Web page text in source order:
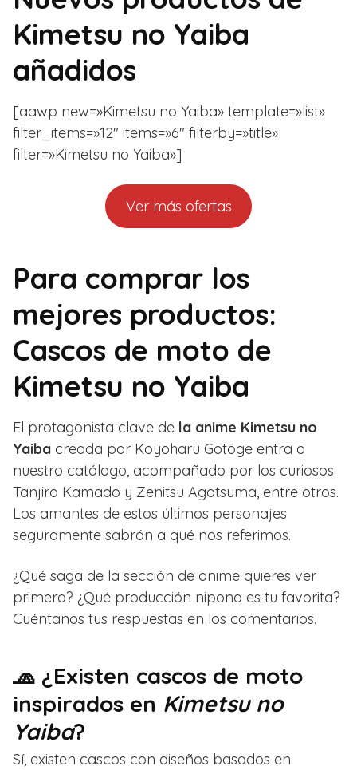
Kimetsu no Yaiba
añadidos
[aawp new=»Kimetsu no Yaiba» template=»list»
filter_items=»12″ items=»6″ filterby=»title»
filter=»Kimetsu no Yaiba»]
Ver más ofertas
Para comprar los
mejores productos:
Cascos de moto de
Kimetsu no Yaiba
El protagonista clave de la anime Kimetsu no
Yaiba creada por Koyoharu Gotōge entra a
nuestro catálogo, acompañado por los curiosos
Tanjiro Kamado y Zenitsu Agatsuma, entre otros.
Los amantes de estos últimos personajes
seguramente sabrán a qué nos referimos.
¿Qué saga de la sección de anime quieres ver
primero? ¿Qué producción nipona es tu favorita?
Cuéntanos tus respuestas en los comentarios.
🧢 ¿Existen cascos de moto
inspirados en Kimetsu no
Yaiba?
Sí, existen cascos con diseños basados en